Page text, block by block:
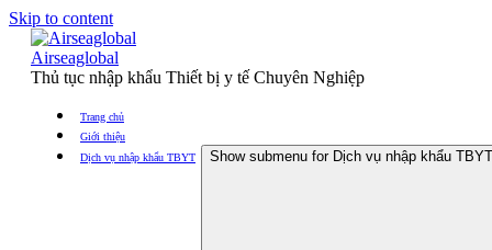
Skip to content
Airseaglobal
Thủ tục nhập khẩu Thiết bị y tế Chuyên Nghiệp
Trang chủ
Giới thiệu
Dịch vụ nhập khẩu TBYT
Show submenu for Dịch vụ nhập khẩu TBYT